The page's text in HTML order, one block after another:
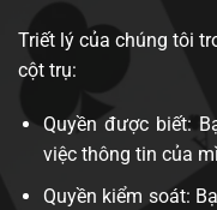
Triết lý của chúng tôi
cột trụ:
Quyền được biết:
việc thông tin của
Quyền kiểm soát: